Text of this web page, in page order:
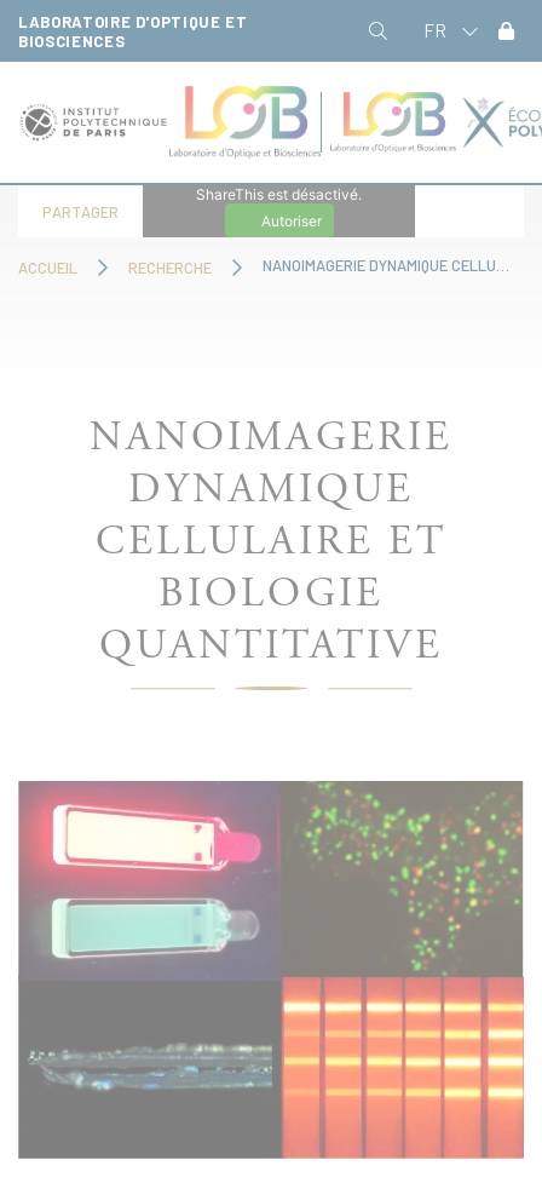
LABORATOIRE D'OPTIQUE ET
BIOSCIENCES
FR
ACCUEIL RECHERCHE
PARTAGER
ShareThis est désactivé.
Autoriser
NANOIMAGERIE
DYNAMIQUE
CELLULAIRE ET
BIOLOGIE
QUANTITATIVE
Panneau de gestion des cookies